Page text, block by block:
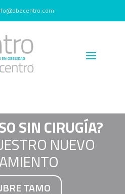
SIN CIRUGÍA?
NUEVO
TAMO